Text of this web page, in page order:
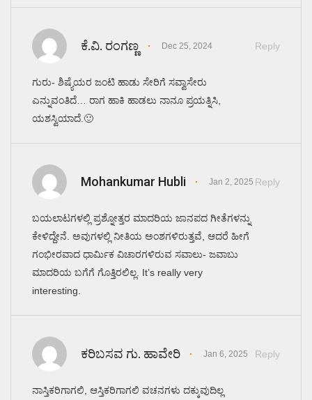
ಕೆ.ವಿ. ರಂಗಣ್ಣ Dec 25, 2024 Reply
ಗುರು- ಶಿಷ್ಯೆಯರ ಜಂಟಿ ಹಾಡು ಸೇರಿಗೆ ಸವ್ವಾಸೇರು
ಎನ್ನುವಂತಿದೆ… ರಾಗ ಹಾಕಿ ಹಾಡಲು ನಾನೂ ಪ್ರಯತ್ನಿಸಿ,
ಯಶಸ್ವಿಯಾದೆ.🙂
Mohankumar Hubli Jan 2, 2025 Reply
ಬಯಲಾಟಗಳಲ್ಲಿ ಪ್ರಶ್ನೋತ್ತರ ಮಾದರಿಯ ಜಾನಪದ ಗೀತೆಗಳನ್ನು
ಕೇಳಿದ್ದೇನೆ. ಅವುಗಳಲ್ಲಿ ನೀತಿಯ ಅಂಶಗಳಿರುತ್ತವೆ, ಆದರೆ ಹೀಗೆ
ಗಂಭೀರವಾದ ಧಾರ್ಮಿಕ ವಿಚಾರಗಳಿರುವ ಸವಾಲು- ಜವಾಬು
ಮಾದರಿಯ ಬಗೆಗೆ ಗೊತ್ತಿರಲಿಲ್ಲ. It’s really very
interesting.
ಕರಿಬಸವ ಗು. ಹಾವೇರಿ Jan 6, 2025 Reply
ನಾಸ್ತಿಕರಿಗಾಗಲಿ, ಆಸ್ತಿಕರಿಗಾಗಲಿ ವಚನಗಳು ದಕ್ಕುವುದಿಲ್ಲ